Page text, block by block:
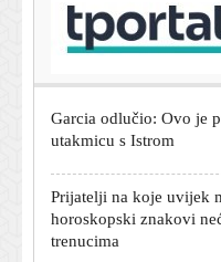
Tisuće fanova čekale
dočekali sasvim druge
utakmicu s Istrom
Prijatelji na koje uvijek
horoskopski znakovi
trenucima